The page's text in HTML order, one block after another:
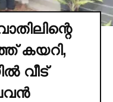
കയറി,
വീട്